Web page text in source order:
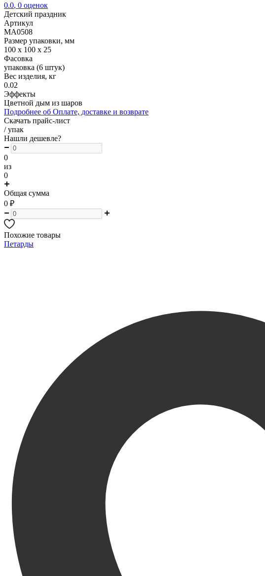
0.0, 0 оценок
Детский праздник
Артикул
MA0508
Размер упаковки, мм
100 х 100 х 25
Фасовка
упаковка (6 штук)
Вес изделия, кг
0.02
Эффекты
Цветной дым из шаров
Подробнее об Оплате, доставке и возврате
Скачать прайс-лист
/ упак
Нашли дешевле?
0
из
0
Общая сумма
0 ₽
Похожие товары
Петарды